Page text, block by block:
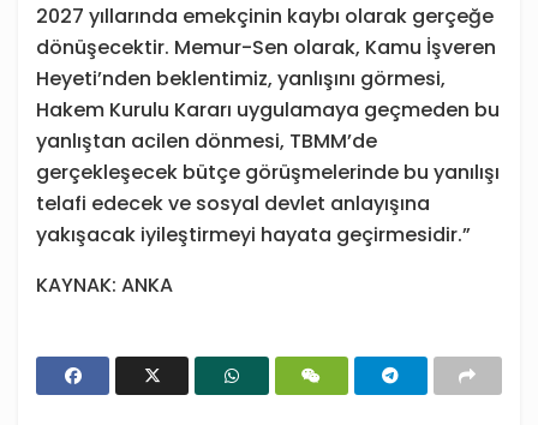
2027 yıllarında emekçinin kaybı olarak gerçeğe
dönüşecektir. Memur-Sen olarak, Kamu İşveren
Heyeti’nden beklentimiz, yanlışını görmesi,
Hakem Kurulu Kararı uygulamaya geçmeden bu
yanlıştan acilen dönmesi, TBMM’de
gerçekleşecek bütçe görüşmelerinde bu yanılışı
telafi edecek ve sosyal devlet anlayışına
yakışacak iyileştirmeyi hayata geçirmesidir.”
KAYNAK: ANKA